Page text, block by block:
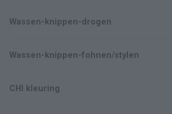
Wassen-knippen-drogen
Wassen-knippen-fohnen/stylen
CHI kleuring